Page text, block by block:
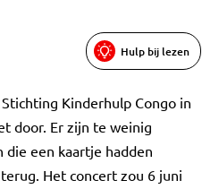
Hulp bij lezen
Kinderhulp Congo in
door. Er zijn te weinig
die een kaartje hadden
Het concert zou 6 juni